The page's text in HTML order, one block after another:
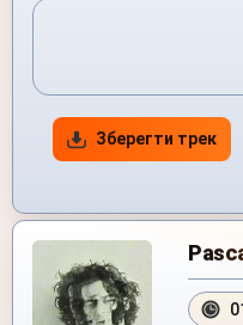
Зберегти трек